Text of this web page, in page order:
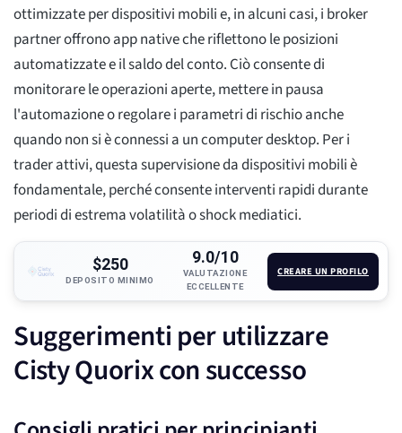
ottimizzate per dispositivi mobili e, in alcuni casi, i broker
partner offrono app native che riflettono le posizioni
automatizzate e il saldo del conto. Ciò consente di
monitorare le operazioni aperte, mettere in pausa
l'automazione o regolare i parametri di rischio anche
quando non si è connessi a un computer desktop. Per i
trader attivi, questa supervisione da dispositivi mobili è
fondamentale, perché consente interventi rapidi durante
periodi di estrema volatilità o shock mediatici.
$250
DEPOSITO MINIMO
9.0/10
VALUTAZIONE
ECCELLENTE
CREARE UN PROFILO
Suggerimenti per utilizzare
Cisty Quorix con successo